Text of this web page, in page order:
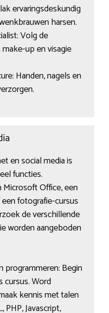
ervaringsdeskundig
harsen.
Volg de
up en visagie
Handen, nagels en
en social media is
functies.
Office, een
fotografie-cursus
de verschillende
worden aangeboden
programmeren: Begin
cursus. Word
kennis met talen
PHP, Javascript,